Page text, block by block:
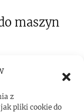
z
pliki cookie do